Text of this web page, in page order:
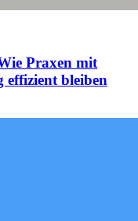
Praxen mit
bleiben